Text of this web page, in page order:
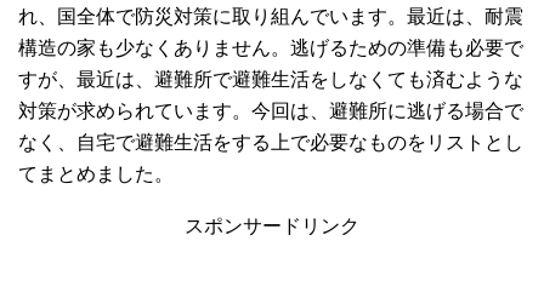
れ、国全体で防災対策に取り組んでいます。最近は、耐震
構造の家も少なくありません。逃げるための準備も必要で
すが、最近は、避難所で避難生活をしなくても済むような
対策が求められています。今回は、避難所に逃げる場合で
なく、自宅で避難生活をする上で必要なものをリストとし
てまとめました。
スポンサードリンク